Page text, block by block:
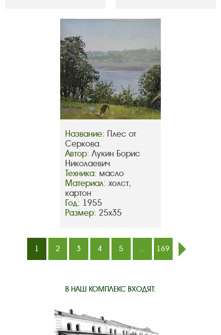
Название: Плес от
Серкова.
Автор: Лукин Борис
Николаевич
Техника: масло
Материал: холст,
картон
Год: 1955
Размер: 25х35
1 2 3 4 5 ...
169
В НАШ КОМПЛЕКС ВХОДЯТ: